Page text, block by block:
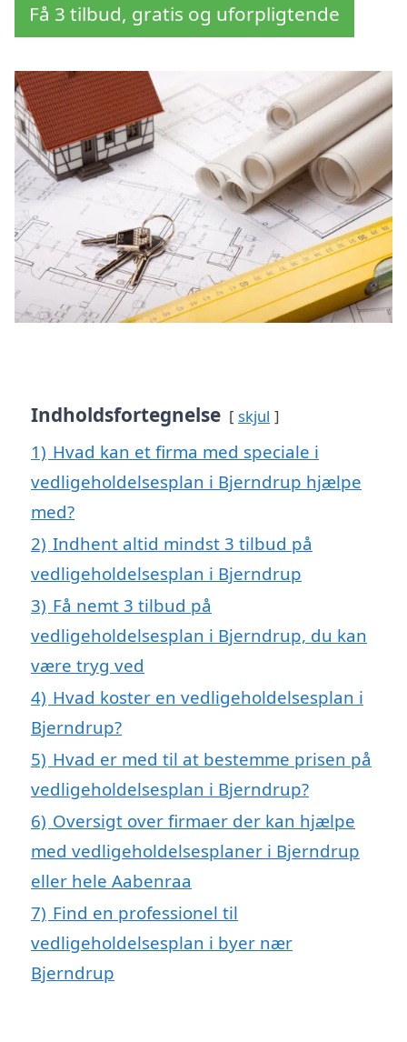
Få 3 tilbud, gratis og uforpligtende
Indholdsfortegnelse skjul
1) Hvad kan et firma med speciale i
vedligeholdelsesplan i Bjerndrup hjælpe
med?
2) Indhent altid mindst 3 tilbud på
vedligeholdelsesplan i Bjerndrup
3) Få nemt 3 tilbud på
vedligeholdelsesplan i Bjerndrup, du kan
være tryg ved
4) Hvad koster en vedligeholdelsesplan i
Bjerndrup?
5) Hvad er med til at bestemme prisen på
vedligeholdelsesplan i Bjerndrup?
6) Oversigt over firmaer der kan hjælpe
med vedligeholdelsesplaner i Bjerndrup
eller hele Aabenraa
7) Find en professionel til
vedligeholdelsesplan i byer nær
Bjerndrup